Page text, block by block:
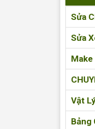
Sửa
Sửa
Make
Vật
Bảng